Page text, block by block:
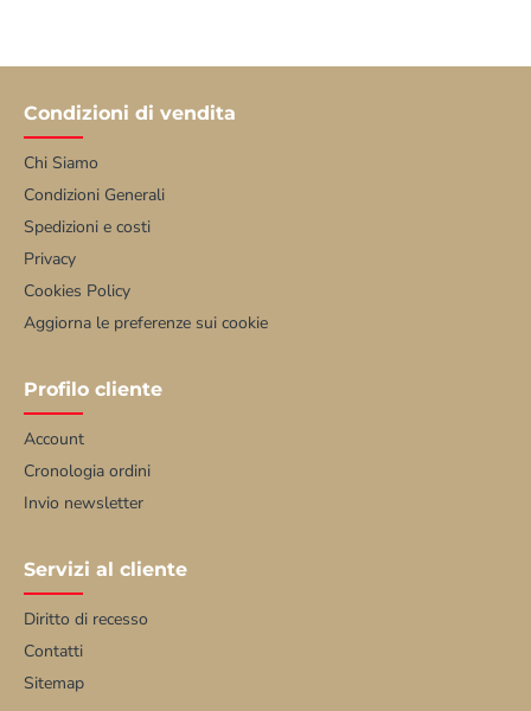
Condizioni di vendita
Chi Siamo
Condizioni Generali
Spedizioni e costi
Privacy
Cookies Policy
Aggiorna le preferenze sui cookie
Profilo cliente
Account
Cronologia ordini
Invio newsletter
Servizi al cliente
Diritto di recesso
Contatti
Sitemap